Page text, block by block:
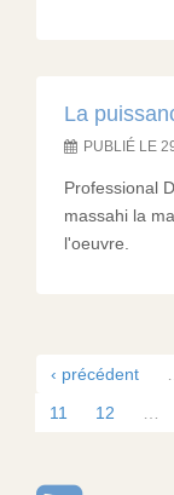
La
PUBLIÉ LE
Professional
massahi la
l'oeuvre.
‹ précédent
11
12